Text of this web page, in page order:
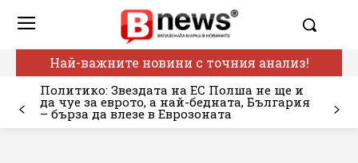
Най-важните новини с точния анализ!
Политико: Звездата на ЕС Полша не ще и
да чуе за еврото, а най-бедната, България
– бърза да влезе в Еврозоната